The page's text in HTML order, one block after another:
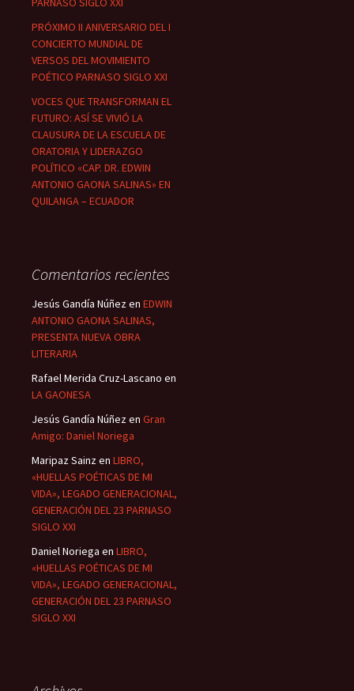
PRÓXIMO II ANIVERSARIO DEL I
CONCIERTO MUNDIAL DE
VERSOS DEL MOVIMIENTO
POÉTICO PARNASO SIGLO XXI
VOCES QUE TRANSFORMAN EL
FUTURO: ASÍ SE VIVIÓ LA
CLAUSURA DE LA ESCUELA DE
ORATORIA Y LIDERAZGO
POLÍTICO «CAP. DR. EDWIN
ANTONIO GAONA SALINAS» EN
QUILANGA – ECUADOR
Comentarios recientes
Jesús Gandía Núñezen EDWIN
ANTONIO GAONA SALINAS,
PRESENTA NUEVA OBRA
LITERARIA
Rafael Merida Cruz-Lascano en
LA GAONESA
Jesús Gandía Núñezen Gran
Amigo: Daniel Noriega
Maripaz Sainzen LIBRO,
«HUELLAS POÉTICAS DE MI
VIDA», LEGADO GENERACIONAL,
GENERACIÓN DEL 23 PARNASO
SIGLO XXI
Daniel Noriega en LIBRO,
«HUELLAS POÉTICAS DE MI
VIDA», LEGADO GENERACIONAL,
GENERACIÓN DEL 23 PARNASO
SIGLO XXI